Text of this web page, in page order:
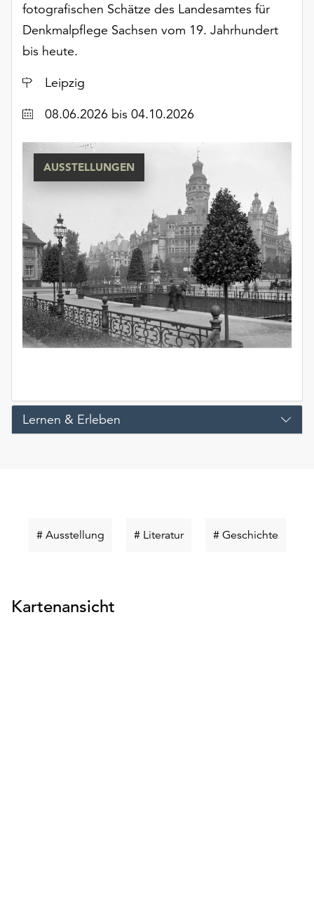
fotografischen Schätze des Landesamtes für
Denkmalpflege Sachsen vom 19. Jahrhundert
bis heute.
Ort
Leipzig
Datum08.06.2026 bis 04.10.2026
AUSSTELLUNGEN
Lernen & Erleben
# AusstellungSchlüsselwort
# LiteraturSchlüsselwort
# Geschichte
Kartenansicht